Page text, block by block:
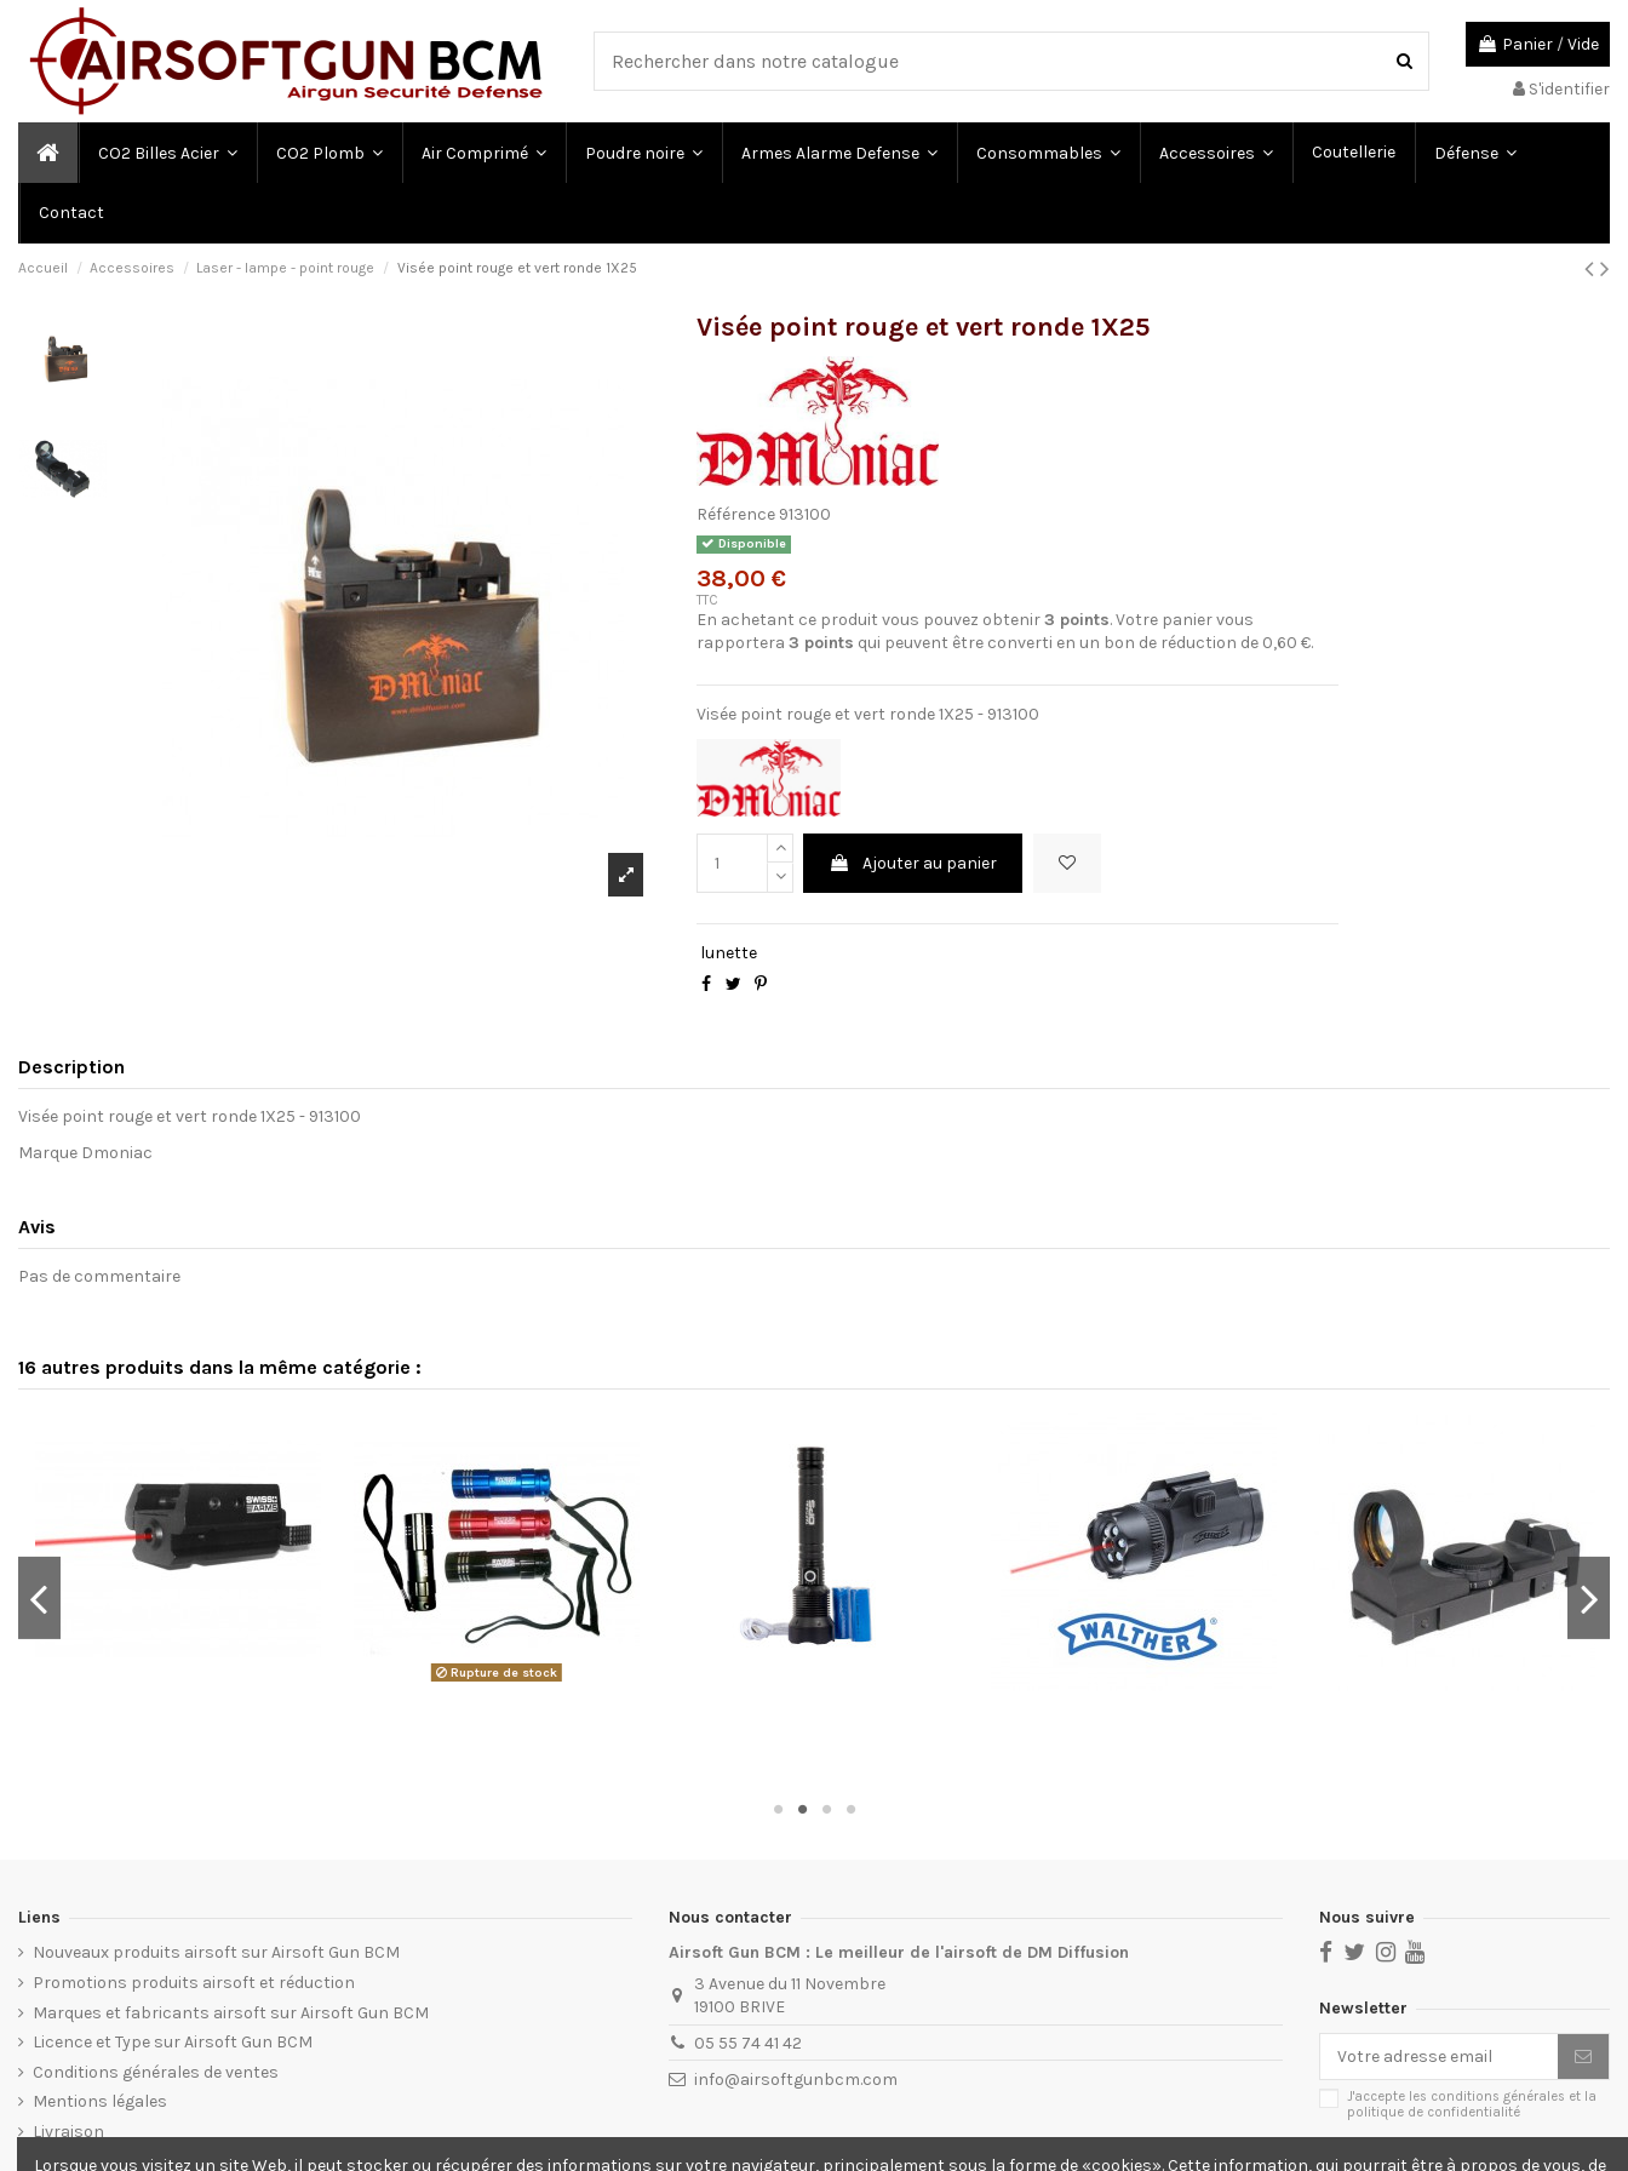
Panier /Vide
S'identifier
CO2 Billes Acier CO2 Plomb Air Comprimé Poudre noire Armes Alarme Defense Consommables Accessoires Coutellerie Défense
Contact
Accueil Accessoires Laser - lampe - point rouge Visée point rouge et vert ronde 1X25
Visée point rouge et vert ronde 1X25
Référence 913100
Disponible
38,00 €
TTC
En achetant ce produit vous pouvez obtenir3 points. Votre panier vous
rapportera 3 points qui peuvent être converti en un bon de réduction de 0,60 €.
Visée point rouge et vert ronde 1X25 - 913100
Ajouter au panier
lunette
Description
Visée point rouge et vert ronde 1X25 - 913100
Marque Dmoniac
Avis
Pas de commentaire
16 autres produits dans la même catégorie :
Rupture de stock
Liens
Nouveaux produits airsoft sur Airsoft Gun BCM
Promotions produits airsoft et réduction
Marques et fabricants airsoft sur Airsoft Gun BCM
Licence et Type sur Airsoft Gun BCM
Conditions générales de ventes
Mentions légales
Livraison
Plan du site web Airsoft Gun BCM
Nous contacter
Airsoft Gun BCM : Le meilleur de l'airsoft de DM Diffusion
3 Avenue du 11 Novembre
19100 BRIVE
05 55 74 41 42
info@airsoftgunbcm.com
Nous suivre
Newsletter
J'accepte les conditions générales et la
politique de confidentialité
Lorsque vous visitez un site Web, il peut stocker ou récupérer des informations sur votre navigateur, principalement sous la forme de «cookies». Cette information, qui pourrait être à propos de vous, de